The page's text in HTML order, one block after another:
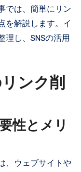
では、簡単にリン
を解説します。イ
理し、SNSの活用
ンク削
性とメリ
、ウェブサイトや